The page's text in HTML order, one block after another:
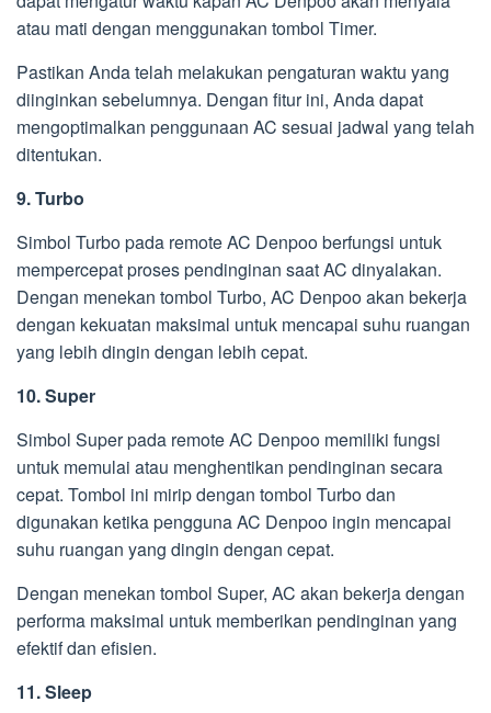
atau mati dengan menggunakan tombol Timer.
Pastikan Anda telah melakukan pengaturan waktu yang
diinginkan sebelumnya. Dengan fitur ini, Anda dapat
mengoptimalkan penggunaan AC sesuai jadwal yang telah
ditentukan.
9. Turbo
Simbol Turbo pada remote AC Denpoo berfungsi untuk
mempercepat proses pendinginan saat AC dinyalakan.
Dengan menekan tombol Turbo, AC Denpoo akan bekerja
dengan kekuatan maksimal untuk mencapai suhu ruangan
yang lebih dingin dengan lebih cepat.
10. Super
Simbol Super pada remote AC Denpoo memiliki fungsi
untuk memulai atau menghentikan pendinginan secara
cepat. Tombol ini mirip dengan tombol Turbo dan
digunakan ketika pengguna AC Denpoo ingin mencapai
suhu ruangan yang dingin dengan cepat.
Dengan menekan tombol Super, AC akan bekerja dengan
performa maksimal untuk memberikan pendinginan yang
efektif dan efisien.
11. Sleep